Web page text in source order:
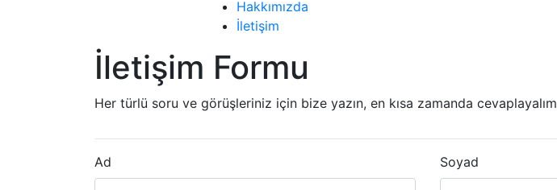
Hakkımızda
İletişim
İletişim Formu
Her türlü soru ve görüşleriniz için bize yazın, en kısa zamanda cevaplayalım
Ad Soyad